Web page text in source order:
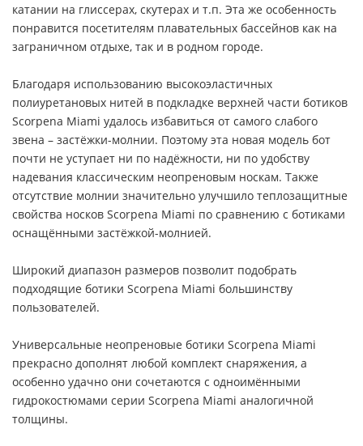
катании на глиссерах, скутерах и т.п. Эта же особенность
понравится посетителям плавательных бассейнов как на
заграничном отдыхе, так и в родном городе.
Благодаря использованию высокоэластичных
полиуретановых нитей в подкладке верхней части ботиков
Scorpena Miami удалось избавиться от самого слабого
звена – застёжки-молнии. Поэтому эта новая модель бот
почти не уступает ни по надёжности, ни по удобству
надевания классическим неопреновым носкам. Также
отсутствие молнии значительно улучшило теплозащитные
свойства носков Scorpena Miami по сравнению с ботиками
оснащёнными застёжкой-молнией.
Широкий диапазон размеров позволит подобрать
подходящие ботики Scorpena Miami большинству
пользователей.
Универсальные неопреновые ботики Scorpena Miami
прекрасно дополнят любой комплект снаряжения, а
особенно удачно они сочетаются с одноимёнными
гидрокостюмами серии Scorpena Miami аналогичной
толщины.